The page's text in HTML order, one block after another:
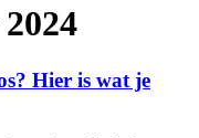
Hier is wat je